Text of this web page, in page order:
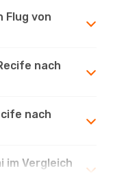
Flug von
nach
nach
im Vergleich